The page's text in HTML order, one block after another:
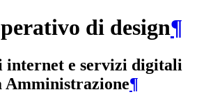
di design¶
internet e servizi digitali
Amministrazione¶